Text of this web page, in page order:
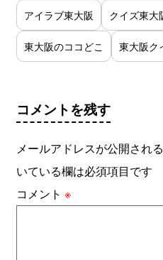
アイラブ東大阪 クイズ東大
東大阪のココどこ 東大阪ク
コメントを残す
メールアドレスが公開され
いている欄は必須項目です
コメント※